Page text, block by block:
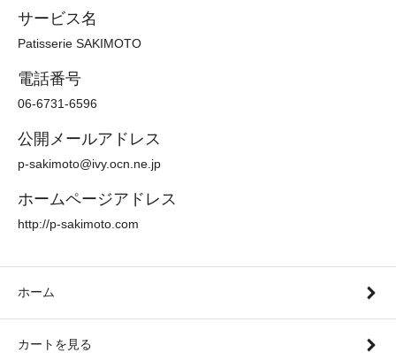
サービス名
Patisserie SAKIMOTO
電話番号
06-6731-6596
公開メールアドレス
p-sakimoto@ivy.ocn.ne.jp
ホームページアドレス
http://p-sakimoto.com
ホーム
カートを見る